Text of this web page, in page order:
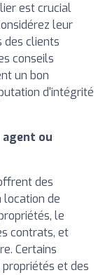
est crucial
leur
des clients
conseils
un bon
d'intégrité
ou
des
location de
le
contrats, et
Certains
et des